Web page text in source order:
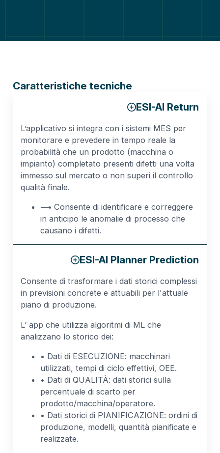
Caratteristiche tecniche
ESI-AI Return
L’applicativo si integra con i sistemi MES per
monitorare e prevedere in tempo reale la
probabilità che un prodotto (macchina o
impianto) completato presenti difetti una volta
immesso sul mercato o non superi il controllo
qualità finale.
⟶ Consente di identificare e correggere
in anticipo le anomalie di processo che
causano i difetti.
ESI-AI Planner Prediction
Consente di trasformare i dati storici complessi
in previsioni concrete e attuabili per l'attuale
piano di produzione.
L’ app che utilizza algoritmi di ML che
analizzano lo storico dei:
• Dati di ESECUZIONE: macchinari
utilizzati, tempi di ciclo effettivi, OEE.
• Dati di QUALITÀ: dati storici sulla
percentuale di scarto per
prodotto/macchina/operatore.
• Dati storici di PIANIFICAZIONE: ordini di
produzione, modelli, quantità pianificate e
realizzate.